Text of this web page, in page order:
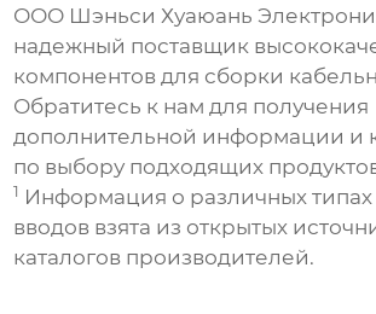
ООО Шэньси Хуаюань
надежный поставщик
компонентов для сборки
Обратитесь к нам для получения
дополнительной информации и
по выбору подходящих
1 Информация о различных
вводов взята из открытых
каталогов производителей.